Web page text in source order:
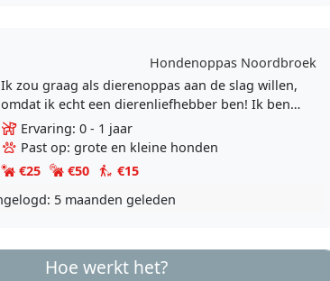
Hondenoppas Noordbroek
Ik zou graag als dierenoppas aan de slag willen,
omdat ik echt een dierenliefhebber ben! Ik ben
opgegroeid met honden, katten en vele
soorten..
Ervaring: 0 - 1 jaar
Past op: grote en kleine honden
€25
€50
€15
5 maanden geleden
Hoe werkt het?